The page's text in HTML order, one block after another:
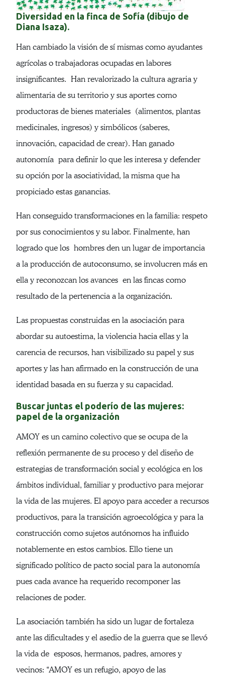
Diversidad en la finca de Sofía (dibujo de
Diana Isaza).
Han cambiado la visión de sí mismas como ayudantes
agrícolas o trabajadoras ocupadas en labores
insignificantes. Han revalorizado la cultura agraria y
alimentaria de su territorio y sus aportes como
productoras de bienes materiales (alimentos, plantas
medicinales, ingresos) y simbólicos (saberes,
innovación, capacidad de crear). Han ganado
autonomía para definir lo que les interesa y defender
su opción por la asociatividad, la misma que ha
propiciado estas ganancias.
Han conseguido transformaciones en la familia: respeto
por sus conocimientos y su labor. Finalmente, han
logrado que los hombres den un lugar de importancia
a la producción de autoconsumo, se involucren más en
ella y reconozcan los avances en las fincas como
resultado de la pertenencia a la organización.
Las propuestas construidas en la asociación para
abordar su autoestima, la violencia hacia ellas y la
carencia de recursos, han visibilizado su papel y sus
aportes y las han afirmado en la construcción de una
identidad basada en su fuerza y su capacidad.
Buscar juntas el poderío de las mujeres:
papel de la organización
AMOY es un camino colectivo que se ocupa de la
reflexión permanente de su proceso y del diseño de
estrategias de transformación social y ecológica en los
ámbitos individual, familiar y productivo para mejorar
la vida de las mujeres. El apoyo para acceder a recursos
productivos, para la transición agroecológica y para la
construcción como sujetos autónomos ha influido
notablemente en estos cambios. Ello tiene un
significado político de pacto social para la autonomía
pues cada avance ha requerido recomponer las
relaciones de poder.
La asociación también ha sido un lugar de fortaleza
ante las dificultades y el asedio de la guerra que se llevó
la vida de esposos, hermanos, padres, amores y
vecinos: “AMOY es un refugio, apoyo de las